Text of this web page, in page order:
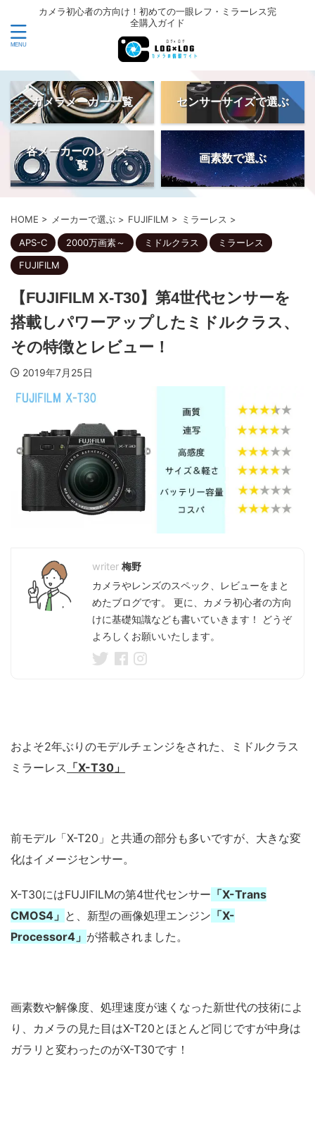
カメラ初心者の方向け！初めての一眼レフ・ミラーレス完
全購入ガイド
カメラメーカー一覧 センサーサイズで選ぶ
各メーカーのレンズ一
覧
画素数で選ぶ
HOME > メーカーで選ぶ > FUJIFILM > ミラーレス >
APS-C 2000万画素～ ミドルクラス
ミラーレス
FUJIFILM
【FUJIFILM X-T30】第4世代センサーを
搭載しパワーアップしたミドルクラス、
その特徴とレビュー！
2019年7月25日
梅野
カメラやレンズのスペック、レビューをまと
めたブログです。 更に、カメラ初心者の方向
けに基礎知識なども書いていきます！ どうぞ
よろしくお願いいたします。
およそ2年ぶりのモデルチェンジをされた、ミドルクラス
ミラーレス 「X-T30」
前モデル「X-T20」と共通の部分も多いですが、大きな変
化はイメージセンサー。
X-T30にはFUJIFILMの第4世代センサー 「X-Trans
CMOS4」 と、新型の画像処理エンジン 「X-
Processor4」 が搭載されました。
画素数や解像度、処理速度が速くなった新世代の技術によ
り、カメラの見た目はX-T20とほとんど同じですが中身は
ガラリと変わったのがX-T30です！